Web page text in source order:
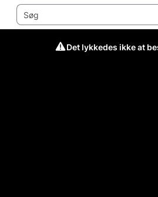
Det lykkedes ikke at